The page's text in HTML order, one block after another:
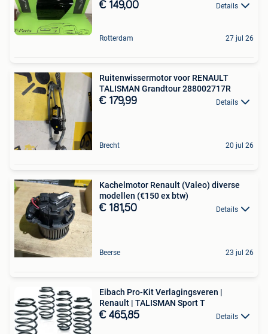
€ 149,00 Details
Rotterdam 27 jul 26
Ruitenwissermotor voor RENAULT
TALISMAN Grandtour 288002717R
€ 179,99 Details
Brecht 20 jul 26
Kachelmotor Renault (Valeo) diverse
modellen (€150 ex btw)
€ 181,50 Details
Beerse 23 jul 26
Eibach Pro-Kit Verlagingsveren |
Renault | TALISMAN Sport T
€ 465,85 Details